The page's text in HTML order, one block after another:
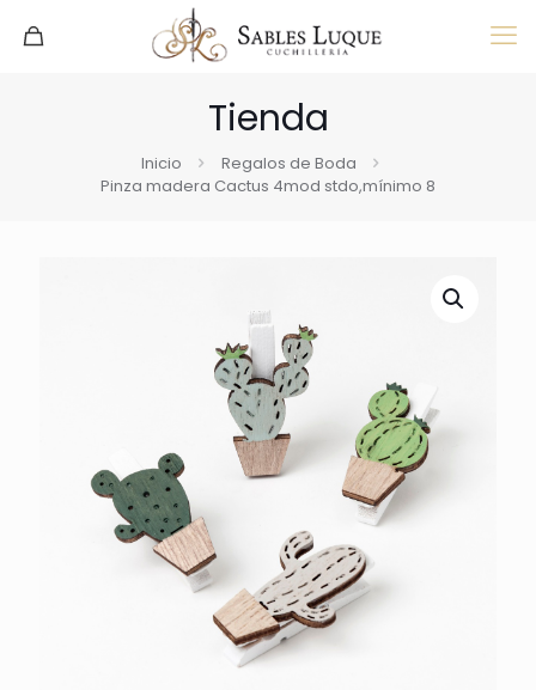
Tienda
Inicio
Regalos de Boda
Pinza madera Cactus 4mod stdo,mínimo 8